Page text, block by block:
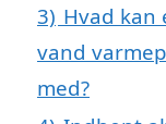
3) Hvad kan
vand
med?